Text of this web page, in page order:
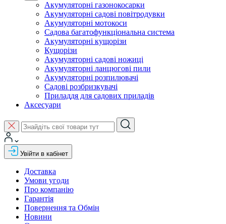
Акумуляторні газонокосарки
Акумуляторні садові повітродувки
Акумуляторні мотокоси
Садова багатофункціональна система
Акумуляторні кущорізи
Кущорізи
Акумуляторні садові ножиці
Акумуляторні ланцюгові пили
Акумуляторні розпилювачі
Садові розбризкувачі
Приладдя для садових приладів
Аксесуари
Увійти в кабінет
Доставка
Умови угоди
Про компанію
Гарантія
Повернення та Обмін
Новини